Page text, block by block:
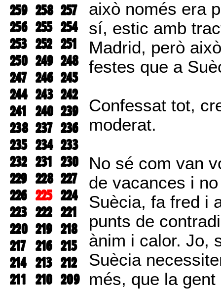
259 258 257
256 255 254
253 252 251
250 249 248
247 246 245
244 243 242
241 240 239
238 237 236
235 234 233
232 231 230
229 228 227
226 225 224
223 222 221
220 219 218
217 216 215
214 213 212
211 210 209
això només era
sí, estic amb
Madrid, però
festes que a
Confessat tot,
moderat.
No sé com van
de vacances i
Suècia, fa fred i
punts de
ànim i calor. Jo,
Suècia
més, que la